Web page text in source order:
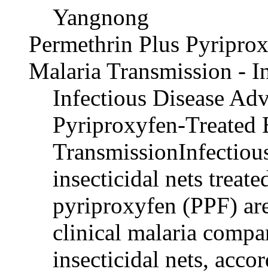
Yangnong
Permethrin Plus
Malaria Transmission -
Infectious Disease
Pyriproxyfen-Treated
insecticidal nets
pyriproxyfen (PPF)
clinical malaria
insecticidal nets,